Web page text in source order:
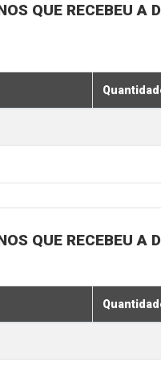
QUE RECEBEU A
QUE RECEBEU A